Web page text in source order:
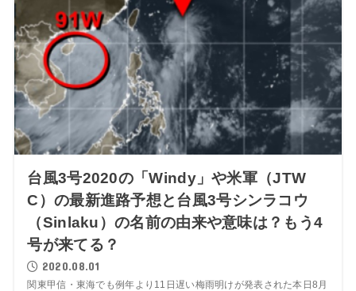
台風3号2020の「Windy」や米軍（JTW
C）の最新進路予想と台風3号シンラコウ
（Sinlaku）の名前の由来や意味は？もう4
号が来てる？
2020.08.01
関東甲信・東海でも例年より11日遅い梅雨明けが発表された本日8月